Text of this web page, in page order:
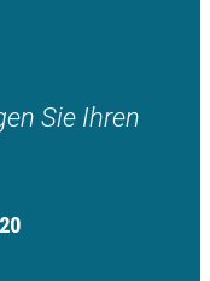
Sie Ihren